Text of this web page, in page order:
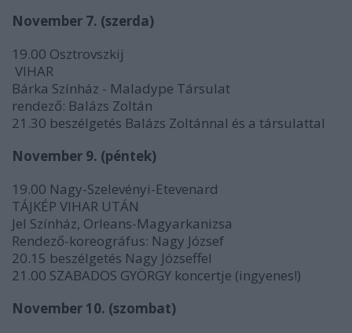
November 7. (szerda)
19.00 Osztrovszkij
VIHAR
Bárka Színház - Maladype Társulat
rendező: Balázs Zoltán
21.30 beszélgetés Balázs Zoltánnal és a társulattal
November 9. (péntek)
19.00 Nagy-Szelevényi-Etevenard
TÁJKÉP VIHAR UTÁN
Jel Színház, Orleans-Magyarkanizsa
Rendező-koreográfus: Nagy József
20.15 beszélgetés Nagy Józseffel
21.00 SZABADOS GYÖRGY koncertje (ingyenes!)
November 10. (szombat)